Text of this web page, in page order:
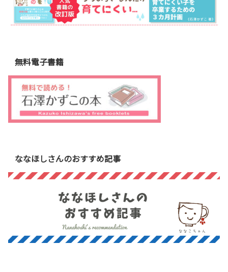
無料電子書籍
ななほしさんのおすすめ記事